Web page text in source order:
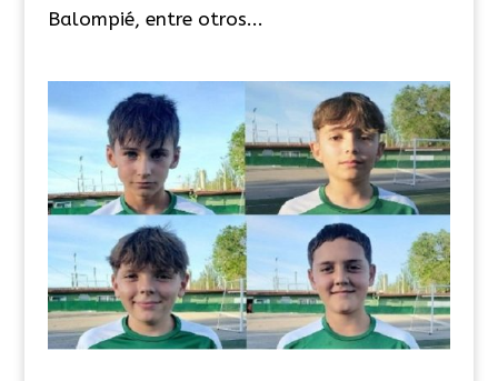
Balompié, entre otros...